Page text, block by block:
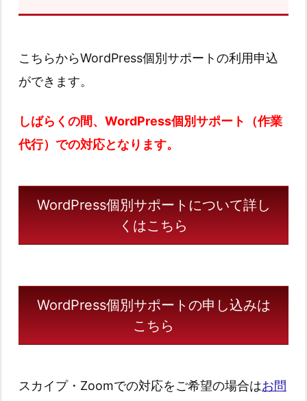
こちらからWordPress個別サポートの利用申込
ができます。
しばらくの間、WordPress個別サポート（作業
代行）での対応となります。
WordPress個別サポートについて詳し
くはこちら
WordPress個別サポートの申し込みは
こちら
スカイプ・Zoomでの対応をご希望の場合はお問